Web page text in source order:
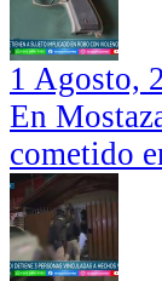
1 Agosto,
En
cometido